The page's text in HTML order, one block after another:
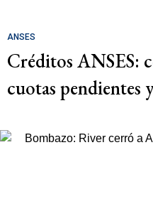
ANSES
Créditos ANSES:
cuotas pendientes